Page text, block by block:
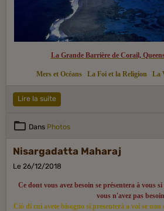
La Grande Barrière de Corail,
Mers et Océans La Foi et la Religion La
Lire la suite
Dans Photos
Nisargadatta Maharaj
Le 26/12/2018
Ce dont vous avez besoin se présentera à vous si
vous n'avez pas
Ciò di cui avete bisogno si presenterà a voi se